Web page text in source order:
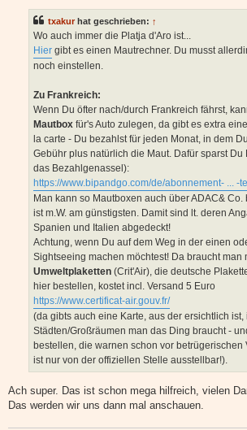
txakur hat geschrieben: ↑
Wo auch immer die Platja d'Aro ist...
Hier gibt es einen Mautrechner. Du musst
noch einstellen.
Zu Frankreich:
Wenn Du öfter nach/durch Frankreich fährst,
Mautbox für's Auto zulegen, da gibt es extra
la carte - Du bezahlst für jeden Monat, in dem
Gebühr plus natürlich die Maut. Dafür sparst Du
das Bezahlgenassel):
https://www.bipandgo.com/de/abonnement- ... -
Man kann so Mautboxen auch über ADAC&
ist m.W. am günstigsten. Damit sind lt. deren
Spanien und Italien abgedeckt!
Achtung, wenn Du auf dem Weg in der einen
Sightseeing machen möchtest! Da braucht man
Umweltplaketten (Crit'Air), die deutsche
hier bestellen, kostet incl. Versand 5 Euro
https://www.certificat-air.gouv.fr/
(da gibts auch eine Karte, aus der ersichtlich ist,
Städten/Großräumen man das Ding braucht -
bestellen, die warnen schon vor betrügerischen
ist nur von der offiziellen Stelle ausstellbar!).
Ach super. Das ist schon mega hilfreich, vielen
Das werden wir uns dann mal anschauen.